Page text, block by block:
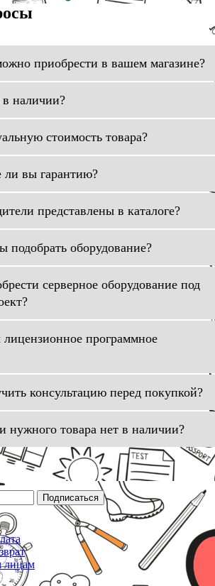
приобрести в вашем магазине?
наличии?
стоимость товара?
ли вы гарантию?
представлены в каталоге?
подобрать оборудование?
серверное оборудование под
программное
консультацию перед покупкой?
нужного товара нет в наличии?
Подписаться
лицам